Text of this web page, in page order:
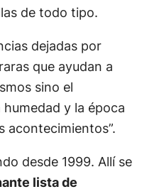
de todo tipo.
dejadas por
que ayudan a
sino el
y la época
acontecimientos”.
desde 1999. Allí se
lista de